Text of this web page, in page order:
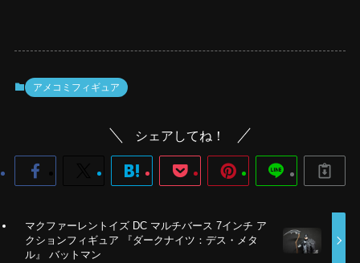
アメコミフィギュア
シェアしてね！
マクファーレントイズ DC マルチバース 7インチ ア
クションフィギュア 『ダークナイツ：デス・メタ
ル』 バットマン